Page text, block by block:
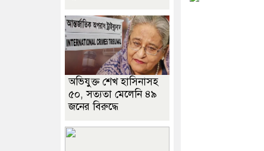
অভিযুক্ত শেখ হাসিনাসহ
৫০, সত্যতা মেলেনি ৪৯
জনের বিরুদ্ধে